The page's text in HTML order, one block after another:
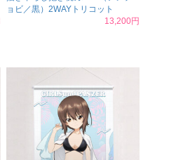
ョビ／黒）2WAYトリコット
13,200円